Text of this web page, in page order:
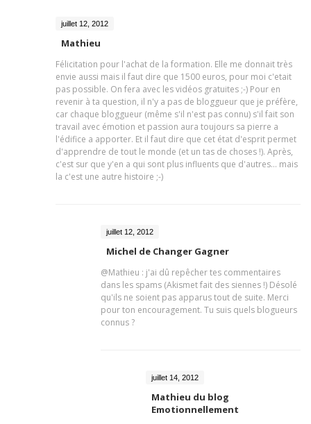
juillet 12, 2012
Mathieu
Félicitation pour l'achat de la formation. Elle me donnait très
envie aussi mais il faut dire que 1500 euros, pour moi c'etait
pas possible. On fera avec les vidéos gratuites ;-) Pour en
revenir à ta question, il n'y a pas de bloggueur que je préfère,
car chaque bloggueur (même s'il n'est pas connu) s'il fait son
travail avec émotion et passion aura toujours sa pierre a
l'édifice a apporter. Et il faut dire que cet état d'esprit permet
d'apprendre de tout le monde (et un tas de choses !). Après,
c'est sur que y'en a qui sont plus influents que d'autres... mais
la c'est une autre histoire ;-)
juillet 12, 2012
Michel de Changer Gagner
@Mathieu : j'ai dû repêcher tes commentaires
dans les spams (Akismet fait des siennes !) Désolé
qu'ils ne soient pas apparus tout de suite. Merci
pour ton encouragement. Tu suis quels blogueurs
connus ?
juillet 14, 2012
Mathieu du blog
Emotionnellement